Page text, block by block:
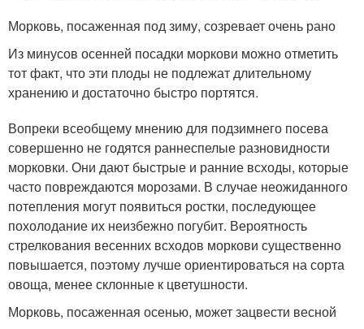
Морковь, посаженная под зиму, созревает очень рано
Из минусов осенней посадки моркови можно отметить
тот факт, что эти плоды не подлежат длительному
хранению и достаточно быстро портятся.
Вопреки всеобщему мнению для подзимнего посева
совершенно не годятся раннеспелые разновидности
морковки. Они дают быстрые и ранние всходы, которые
часто повреждаются морозами. В случае неожиданного
потепления могут появиться ростки, последующее
похолодание их неизбежно погубит. Вероятность
стрелкования весенних всходов моркови существенно
повышается, поэтому лучше ориентироваться на сорта
овоща, менее склонные к цветушности.
Морковь, посаженная осенью, может зацвести весной